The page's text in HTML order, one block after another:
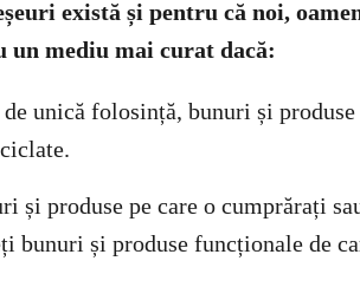
există și pentru că noi,
mediu mai curat dacă:
unică folosință, bunuri și
și produse pe care o cumprărați
bunuri și produse funcționale de